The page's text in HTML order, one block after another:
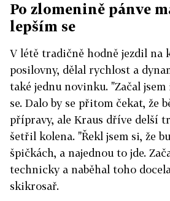
Po zlomenině pánve
lepším se
V létě tradičně hodně jezdil na
posilovny, dělal rychlost a
také jednu novinku. "Začal jsem
se. Dalo by se přitom čekat, že
přípravy, ale Kraus dříve delší
šetřil kolena. "Řekl jsem si, že
špičkách, a najednou to jde.
technicky a naběhal toho
skikrosař.